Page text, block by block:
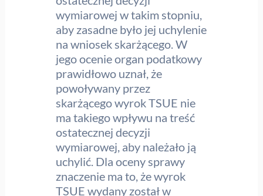
wymiarowej w takim stopniu,
aby zasadne było jej uchylenie
na wniosek skarżącego. W
jego ocenie organ podatkowy
prawidłowo uznał, że
powoływany przez
skarżącego wyrok TSUE nie
ma takiego wpływu na treść
ostatecznej decyzji
wymiarowej, aby należało ją
uchylić. Dla oceny sprawy
znaczenie ma to, że wyrok
TSUE wydany został w